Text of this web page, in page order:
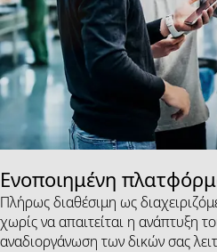
Ενοποιημένη
Πλήρως διαθέσιμη ως
χωρίς να απαιτείται η ανάπτυξη
αναδιοργάνωση των δικών σας